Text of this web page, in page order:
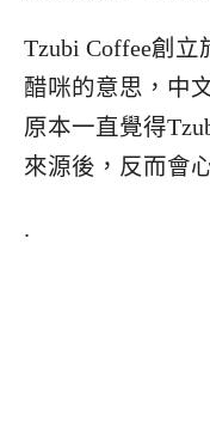
Tzubi Coffee創立
醋咪的意思，中
原本一直覺得
來源後，反而會
.